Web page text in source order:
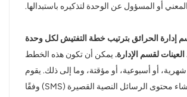
أو المسؤول عن الوحدة لتذكيره باستبدالها.
إدارة الحرائق بترتيب خطة التفتيش لكل وحدة
لقسم الإدارة.يمكن أن تكون هذه الخطط
أو أسبوعية، أو مؤقتة، وما إلى ذلك. يقوم
النظام تلقائيًا بإنشاء محتوى الرسائل النصية القصيرة (SMS) وفقًا